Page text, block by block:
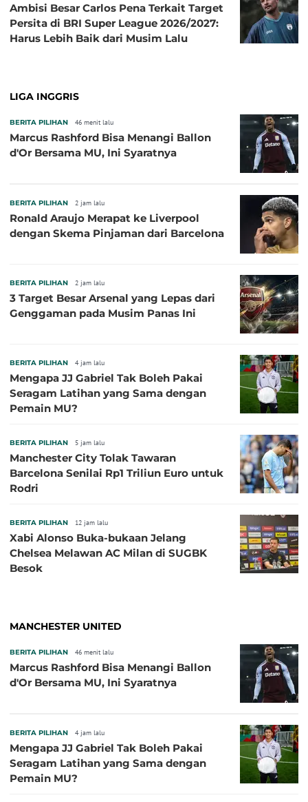
Ambisi Besar Carlos Pena Terkait Target
Persita di BRI Super League 2026/2027:
Harus Lebih Baik dari Musim Lalu
LIGA INGGRIS
BERITA PILIHAN 46 menit lalu
Marcus Rashford Bisa Menangi Ballon
d'Or Bersama MU, Ini Syaratnya
BERITA PILIHAN 2 jam lalu
Ronald Araujo Merapat ke Liverpool
dengan Skema Pinjaman dari Barcelona
BERITA PILIHAN 2 jam lalu
3 Target Besar Arsenal yang Lepas dari
Genggaman pada Musim Panas Ini
BERITA PILIHAN 4 jam lalu
Mengapa JJ Gabriel Tak Boleh Pakai
Seragam Latihan yang Sama dengan
Pemain MU?
BERITA PILIHAN 5 jam lalu
Manchester City Tolak Tawaran
Barcelona Senilai Rp1 Triliun Euro untuk
Rodri
BERITA PILIHAN 12 jam lalu
Xabi Alonso Buka-bukaan Jelang
Chelsea Melawan AC Milan di SUGBK
Besok
MANCHESTER UNITED
BERITA PILIHAN 46 menit lalu
Marcus Rashford Bisa Menangi Ballon
d'Or Bersama MU, Ini Syaratnya
BERITA PILIHAN 4 jam lalu
Mengapa JJ Gabriel Tak Boleh Pakai
Seragam Latihan yang Sama dengan
Pemain MU?